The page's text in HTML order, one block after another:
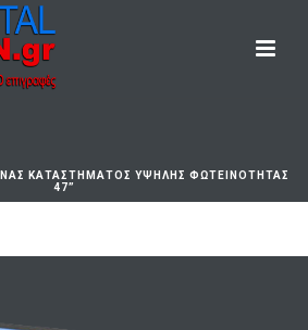
ΚΑΤΑΣΤΗΜΑΤΟΣ ΥΨΗΛΗΣ ΦΩΤΕΙΝΟΤΗΤΑΣ
47”